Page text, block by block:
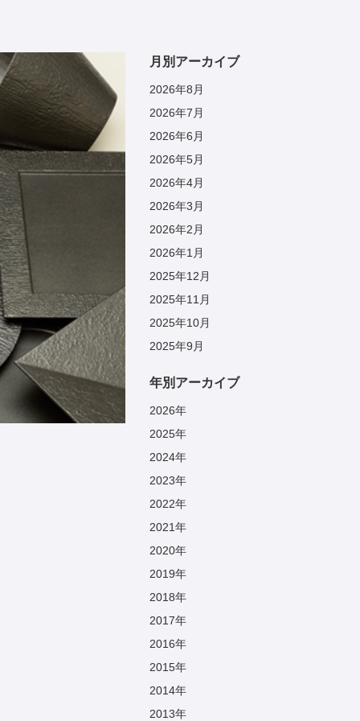
月別アーカイブ
2026年8月
2026年7月
2026年6月
2026年5月
2026年4月
2026年3月
2026年2月
2026年1月
2025年12月
2025年11月
2025年10月
2025年9月
年別アーカイブ
2026年
2025年
2024年
2023年
2022年
2021年
2020年
2019年
2018年
2017年
2016年
2015年
2014年
2013年